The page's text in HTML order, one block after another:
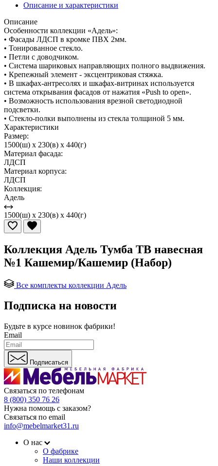
Описание и характеристики
Описание
Особенности коллекции «Адель»:
• Фасады ЛДСП в кромке ПВХ 2мм.
• Тонированное стекло.
• Петли с доводчиком.
• Система шариковых направляющих полного выдвижения.
• Крепежный элемент - эксцентриковая стяжка.
• В шкафах-антресолях и шкафах-витринах используется
система открывания фасадов от нажатия «Push to open».
• Возможность использования врезной светодиодной
подсветки.
• Стекло-полки выполнены из стекла толщиной 5 мм.
Характеристики
Размер:
1500(ш) x 230(в) x 440(г)
Материал фасада:
ЛДСП
Материал корпуса:
ЛДСП
Коллекция:
Адель
1500(ш) x 230(в) x 440(г)
Коллекция Адель Тумба ТВ навесная
№1 Кашемир/Кашемир (Набор)
Все комплекты коллекции Адель
Подписка на новости
Будьте в курсе новинок фабрики!
Email
Подписаться
Связаться по телефонам
8 (800) 350 76 26
Нужна помощь с заказом?
Связаться по email
info@mebelmarket31.ru
О нас
О фабрике
Наши коллекции